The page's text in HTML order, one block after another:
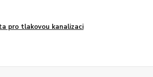
pro tlakovou kanalizaci